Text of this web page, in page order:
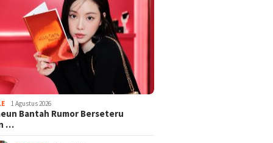
1 Agustus 2026
Bantah Rumor Berseteru
…